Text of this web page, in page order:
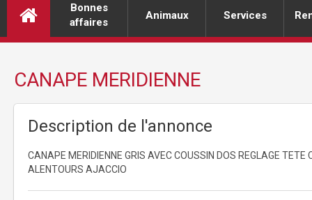
Bonnes
affaires
Animaux Services
CANAPE MERIDIENNE
Description de l'annonce
CANAPE MERIDIENNE GRIS AVEC COUSSIN DOS REGLAGE
ALENTOURS AJACCIO